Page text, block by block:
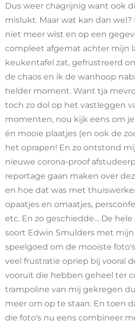
Dus weer chagrijnig want ook
mislukt. Maar wat kan dan
niet meer wist en op een
compleet afgemat achter mijn
keukentafel zat, gefrustreerd
de chaos en ik de wanhoop
helder moment. Want tja
toch zo dol op het vastleggen
momenten, nou kijk eens om
én mooie plaatjes (en ook de
het oprapen! En zo ontstond
nieuwe corona-proof
reportage gaan maken over
en hoe dat was met
opaatjes en omaatjes,
etc. En zo geschiedde… De hele
soort Edwin Smulders met
speelgoed om de mooiste
veel frustratie opriep bij vooral
vooruit die hebben geheel ter
trampoline van mij gekregen
meer om op te staan. En toen
die foto's nu eens combineer